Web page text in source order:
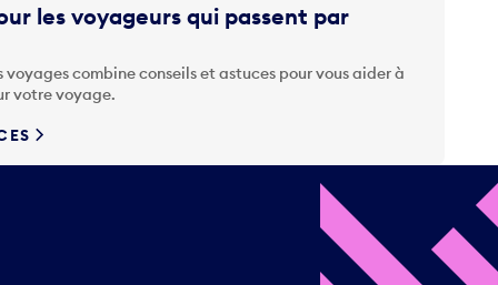
les voyageurs qui passent par
combine conseils et astuces pour vous aider à
votre voyage.